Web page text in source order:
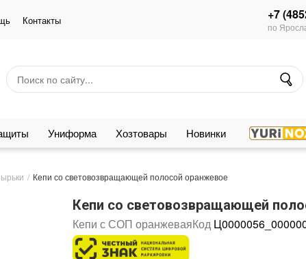
Контакты +7
по
Униформа Хозтовары Новинки
Кепи со световозвращающей полосой оранжевое
Кепи со световозвращающей
Кепи с СОП оранжеваяКод